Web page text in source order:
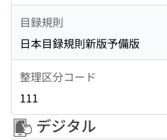
目録規則
日本目録規則新版予備版
整理区分コード
111
デジタル